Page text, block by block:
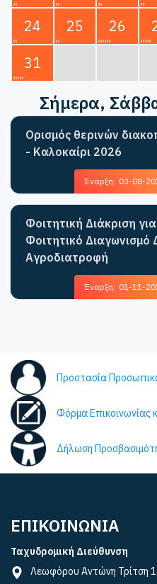
24
25 26
31
Σήμερα,
Ορισμός θερινών
- Καλοκαίρι 2026
Έναρξη: 03-08-
Φοιτητική Διάκριση
Φοιτητικό Διαγωνισμό
Αγροδιατροφή
Έναρξη: 01-11-
Προστασία
Φόρμα Επικοινωνίας
Δήλωση
ΕΠΙΚΟΙΝΩΝΙΑ
Ταχυδρομική Διεύθυνση
Λεωφόρου Αντώνη Τρίτση 1